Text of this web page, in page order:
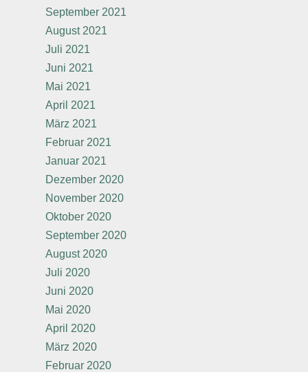
September 2021
August 2021
Juli 2021
Juni 2021
Mai 2021
April 2021
März 2021
Februar 2021
Januar 2021
Dezember 2020
November 2020
Oktober 2020
September 2020
August 2020
Juli 2020
Juni 2020
Mai 2020
April 2020
März 2020
Februar 2020